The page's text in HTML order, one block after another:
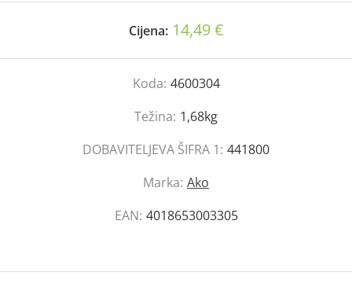
Cijena: 14,49 €
Koda: 4600304
Težina: 1,68kg
DOBAVITELJEVA ŠIFRA 1: 441800
Marka: Ako
EAN: 4018653003305